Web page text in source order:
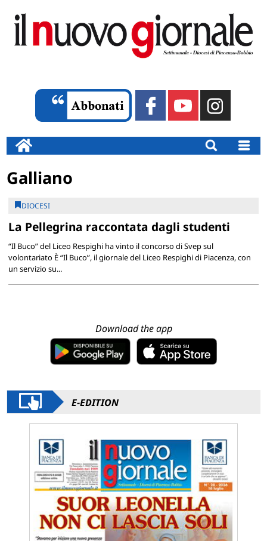
Galliano
DIOCESI
La Pellegrina raccontata dagli studenti
“Il Buco” del Liceo Respighi ha vinto il concorso di Svep sul
volontariato È “Il Buco”, il giornale del Liceo Respighi di Piacenza, con
un servizio su...
Download the app
E-EDITION